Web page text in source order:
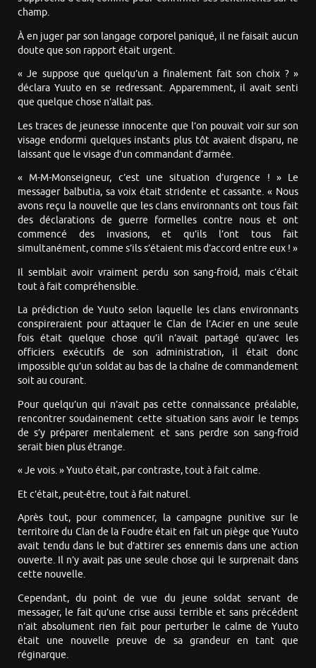
champ.
À en juger par son langage corporel paniqué, il ne faisait aucun
doute que son rapport était urgent.
« Je suppose que quelqu’un a finalement fait son choix ? »
déclara Yuuto en se redressant. Apparemment, il avait senti
que quelque chose n’allait pas.
Les traces de jeunesse innocente que l’on pouvait voir sur son
visage endormi quelques instants plus tôt avaient disparu, ne
laissant que le visage d’un commandant d’armée.
« M-M-Monseigneur, c’est une situation d’urgence ! » Le
messager balbutia, sa voix était stridente et cassante. « Nous
avons reçu la nouvelle que les clans environnants ont tous fait
des déclarations de guerre formelles contre nous et ont
commencé des invasions, et qu’ils l’ont tous fait
simultanément, comme s’ils s’étaient mis d’accord entre eux ! »
Il semblait avoir vraiment perdu son sang-froid, mais c’était
tout à fait compréhensible.
La prédiction de Yuuto selon laquelle les clans environnants
conspireraient pour attaquer le Clan de l’Acier en une seule
fois était quelque chose qu’il n’avait partagé qu’avec les
officiers exécutifs de son administration, il était donc
impossible qu’un soldat au bas de la chaîne de commandement
soit au courant.
Pour quelqu’un qui n’avait pas cette connaissance préalable,
rencontrer soudainement cette situation sans avoir le temps
de s’y préparer mentalement et sans perdre son sang-froid
serait bien plus étrange.
« Je vois. » Yuuto était, par contraste, tout à fait calme.
Et c’était, peut-être, tout à fait naturel.
Après tout, pour commencer, la campagne punitive sur le
territoire du Clan de la Foudre était en fait un piège que Yuuto
avait tendu dans le but d’attirer ses ennemis dans une action
ouverte. Il n’y avait pas une seule chose qui le surprenait dans
cette nouvelle.
Cependant, du point de vue du jeune soldat servant de
messager, le fait qu’une crise aussi terrible et sans précédent
n’ait absolument rien fait pour perturber le calme de Yuuto
était une nouvelle preuve de sa grandeur en tant que
réginarque.